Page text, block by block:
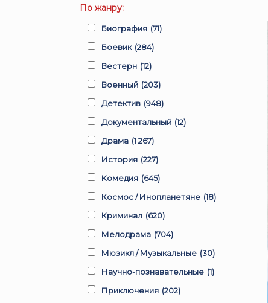
По жанру:
Биография (71)
Боевик (284)
Вестерн (12)
Военный (203)
Детектив (948)
Документальный (12)
Драма (1 267)
История (227)
Комедия (645)
Космос / Инопланетяне (18)
Криминал (620)
Мелодрама (704)
Мюзикл / Музыкальные (30)
Научно-познавательные (1)
Приключения (202)